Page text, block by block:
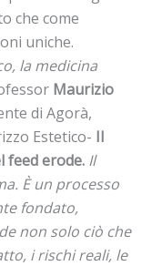
che come
uniche.
la medicina
Maurizio
di Agorà,
Estetico- Il
feed erode. Il
È un processo
fondato,
non solo ciò che
i rischi reali, le